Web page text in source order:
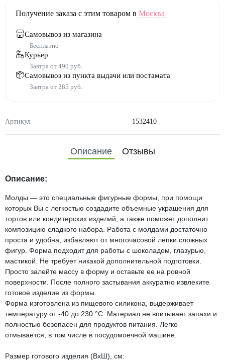
Артикул 1532410
Получение заказа с этим товаром в Москва
Самовывоз из магазина
Бесплатно
Курьер
Завтра от 490 руб.
Самовывоз из пункта выдачи или постамата
Завтра от 285 руб.
Описание Отзывы
Описание:
Молды — это специальные фигурные формы, при помощи
которых Вы с легкостью создадите объемные украшения для
тортов или кондитерских изделий, а также поможет дополнит
композицию сладкого набора. Работа с молдами достаточно
проста и удобна, избавляют от многочасовой лепки сложных
фигур. Форма подходит для работы с шоколадом, глазурью,
мастикой. Не требует никакой дополнительной подготовки.
Просто залейте массу в форму и оставьте ее на ровной
поверхности. После полного застывания аккуратно извлеките
готовое изделие из формы.
Форма изготовлена из пищевого силикона, выдерживает
температуру от -40 до 230 °С. Материал не впитывает запахи и
полностью безопасен для продуктов питания. Легко
отмывается, в том числе в посудомоечной машине.
Размер готового изделия (ВхШ), см: